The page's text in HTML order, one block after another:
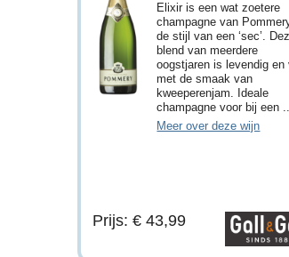
Elixir is een wat zoetere
champagne van
de stijl van een ‘sec’.
blend van meerdere
oogstjaren is levendig en
met de smaak van
kweeperenjam. Ideale
champagne voor bij een
Meer over deze wijn
Prijs: € 43,99